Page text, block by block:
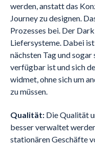
werden, anstatt das
Journey zu designen.
Prozesses bei. Der
Liefersysteme. Dabei
nächsten Tag und
verfügbar ist und sich
widmet, ohne sich um
zu müssen.
Qualität: Die Qualität
besser verwaltet
stationären Geschäfte